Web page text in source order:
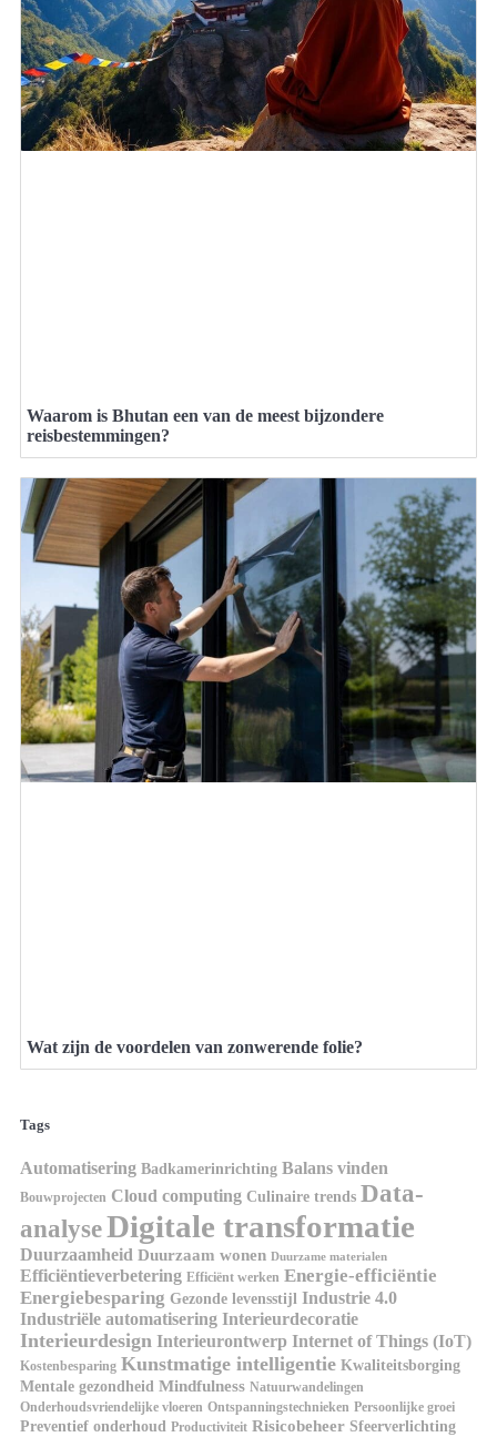
Waarom is Bhutan een van de meest bijzondere
reisbestemmingen?
Wat zijn de voordelen van zonwerende folie?
Tags
Automatisering Badkamerinrichting Balans vinden
Bouwprojecten Cloud computing Culinaire trends Data-
analyseDigitale transformatie
Duurzaamheid Duurzaam wonen Duurzame materialen
Efficiëntieverbetering Efficiënt werken Energie-efficiëntie
Energiebesparing Gezonde levensstijl Industrie 4.0
Industriële automatisering Interieurdecoratie
Interieurdesign Interieurontwerp Internet of Things (IoT)
Kostenbesparing Kunstmatige intelligentie Kwaliteitsborging
Mentale gezondheid Mindfulness Natuurwandelingen
Onderhoudsvriendelijke vloeren Ontspanningstechnieken Persoonlijke groei
Preventief onderhoud Productiviteit Risicobeheer Sfeerverlichting